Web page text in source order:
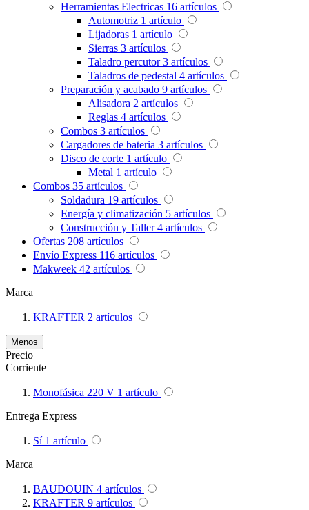
Herramientas Electricas 16 artículos
Automotriz 1 artículo
Lijadoras 1 artículo
Sierras 3 artículos
Taladro percutor 3 artículos
Taladros de pedestal 4 artículos
Preparación y acabado 9 artículos
Alisadora 2 artículos
Reglas 4 artículos
Combos 3 artículos
Cargadores de bateria 3 artículos
Disco de corte 1 artículo
Metal 1 artículo
Combos 35 artículos
Soldadura 19 artículos
Energía y climatización 5 artículos
Construcción y Taller 4 artículos
Ofertas 208 artículos
Envío Express 116 artículos
Makweek 42 artículos
Marca
KRAFTER 2 artículos
Menos
Precio
Corriente
Monofásica 220 V 1 artículo
Entrega Express
Sí 1 artículo
Marca
BAUDOUIN 4 artículos
KRAFTER 9 artículos